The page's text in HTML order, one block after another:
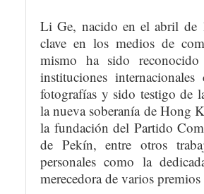
Li Ge, nacido en el abril de
clave en los medios de
mismo ha sido reconocido
instituciones
fotografías y sido testigo de
la nueva soberanía de Hong
la fundación del Partido
de Pekín, entre otros
personales como la
merecedora de varios